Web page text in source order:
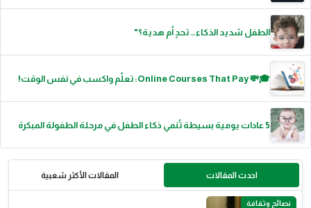
الطفل شديد الذكاء… تحدٍ أم هدية؟"
🎓💸 Online Courses That Pay: تعلّم واكسب في نفس الوقت!
5 عادات يومية بسيطة تُنمي ذكاء الطفل في مرحلة الطفولة المبكرة
احدث المقالات المقالات الأكثر شعبية
نصائح وثقافة